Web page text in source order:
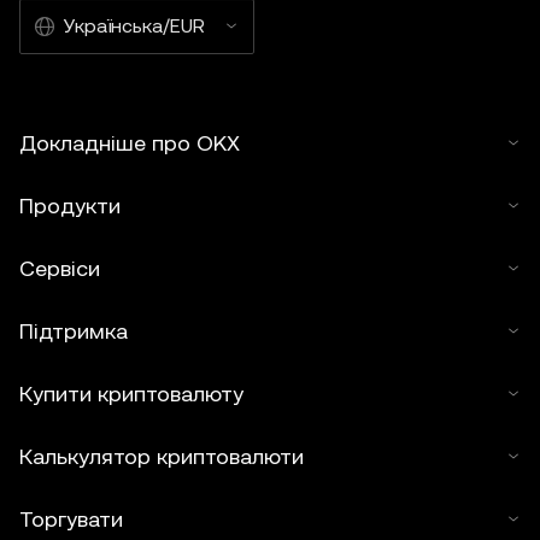
інших матеріалах заборонено.
Українська/EUR
Докладніше про OKX
Продукти
Сервіси
Підтримка
Купити криптовалюту
Калькулятор криптовалюти
Торгувати